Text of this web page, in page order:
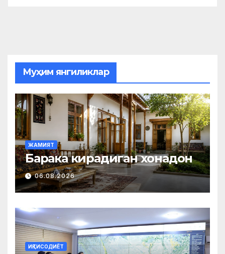
Муҳим янгиликлар
ЖАМИЯТ
Барака кирадиган хонадон
06.08.2026
ИҚТИСОДИЁТ